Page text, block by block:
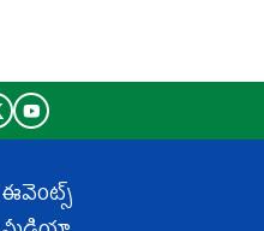
ఈవెంట్స్